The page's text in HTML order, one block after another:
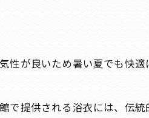
性が良いため暑い夏でも快適
で提供される浴衣には、伝統